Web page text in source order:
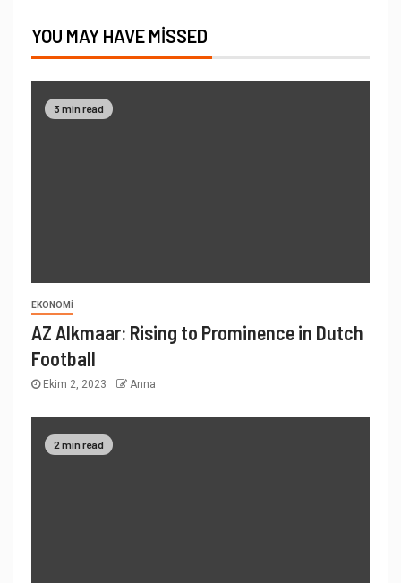
YOU MAY HAVE MISSED
3 min read
EKONOMI
AZ Alkmaar: Rising to Prominence in Dutch
Football
Ekim 2, 2023 Anna
2 min read